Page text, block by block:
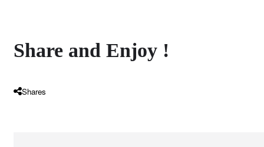
Share and Enjoy !
Shares